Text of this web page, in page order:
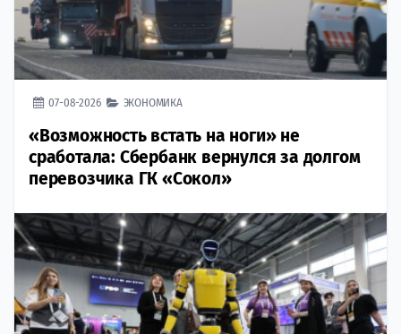
07-08-2026 ЭКОНОМИКА
«Возможность встать на ноги» не
сработала: Сбербанк вернулся за долгом
перевозчика ГК «Сокол»